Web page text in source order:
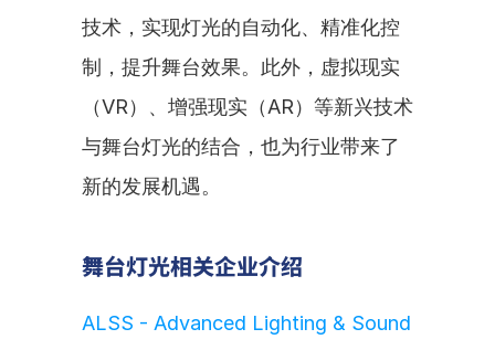
技术，实现灯光的自动化、精准化控
制，提升舞台效果。此外，虚拟现实
（VR）、增强现实（AR）等新兴技术
与舞台灯光的结合，也为行业带来了
新的发展机遇。
舞台灯光相关企业介绍
ALSS - Advanced Lighting & Sound